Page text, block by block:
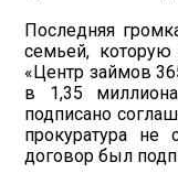
Последняя
семьей,
«Центр займов
в 1,35
подписано
прокуратура не
договор был